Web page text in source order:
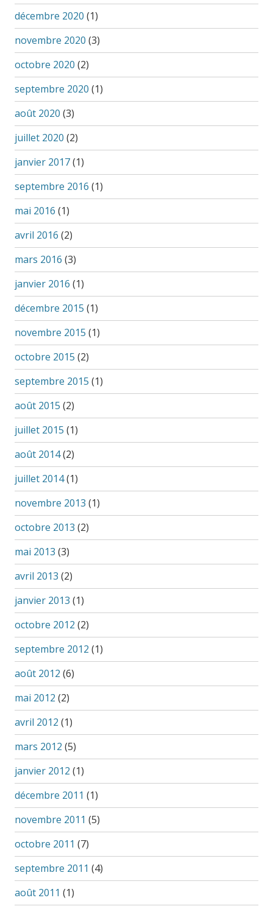
décembre 2020 (1)
novembre 2020 (3)
octobre 2020 (2)
septembre 2020 (1)
août 2020 (3)
juillet 2020 (2)
janvier 2017(1)
septembre 2016 (1)
mai 2016 (1)
avril 2016 (2)
mars 2016 (3)
janvier 2016 (1)
décembre 2015 (1)
novembre 2015 (1)
octobre 2015 (2)
septembre 2015 (1)
août 2015 (2)
juillet 2015 (1)
août 2014(2)
juillet 2014(1)
novembre 2013 (1)
octobre 2013 (2)
mai 2013 (3)
avril 2013 (2)
janvier 2013 (1)
octobre 2012 (2)
septembre 2012 (1)
août 2012 (6)
mai 2012 (2)
avril 2012 (1)
mars 2012 (5)
janvier 2012 (1)
décembre 2011 (1)
novembre 2011 (5)
octobre 2011 (7)
septembre 2011 (4)
août 2011 (1)